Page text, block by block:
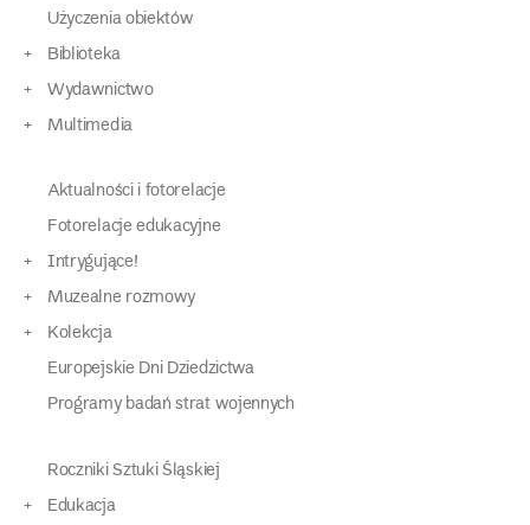
Użyczenia obiektów
Biblioteka
Wydawnictwo
Multimedia
Aktualności i fotorelacje
Fotorelacje edukacyjne
Intrygujące!
Muzealne rozmowy
Kolekcja
Europejskie Dni Dziedzictwa
Programy badań strat wojennych
Roczniki Sztuki Śląskiej
Edukacja